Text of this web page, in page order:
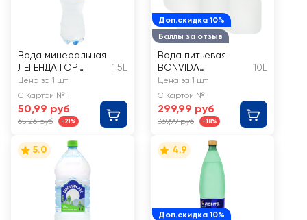
Вода минеральная
ЛЕГЕНДА ГОР
АРХЫЗ природная
столовая
газированная
1.5L
Цена за 1 шт
С Картой №1
50,99 руб
65,26 руб -21%
Доп.скидка 10%
Баллы за отзыв
Вода питьевая
BONVIDA
негазированная
10L
Цена за 1 шт
С Картой №1
299,99 руб
369,99 руб -18%
5.0
Доп.скидка 10%
4.9